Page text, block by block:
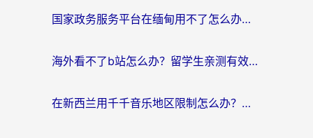
国家政务服务平台在缅甸用不了怎么办？海外华人必看的回国加速全攻略
海外看不了b站怎么办？留学生亲测有效的回国加速器选择攻略，解决豆瓣音乐、美团外卖难题
在新西兰用千千音乐地区限制怎么办？海外华人必备的回国加速解决方案